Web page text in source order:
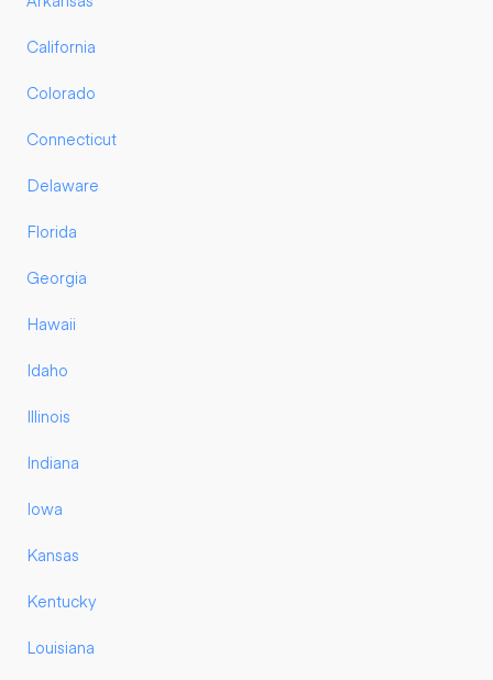
California
Colorado
Connecticut
Delaware
Florida
Georgia
Hawaii
Idaho
Illinois
Indiana
Iowa
Kansas
Kentucky
Louisiana